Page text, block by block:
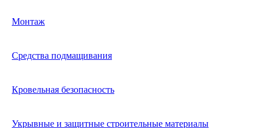
Монтаж
Средства подмащивания
Кровельная безопасность
Укрывные и защитные строительные материалы